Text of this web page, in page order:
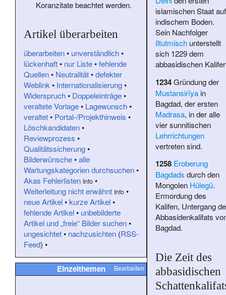
Koranzitatebeachtet werden.
Artikel überarbeiten
überarbeiten• unverständlich•
lückenhaft• nur Liste•fehlende
Quellen• Neutralität•defekter
Weblink • Internationalisierung•
Widerspruch• Doppeleinträge•
veraltete Vorlage• Lagewunsch•
veraltet• Portal-/Projekthinweis •
Löschkandidaten•
Reviewprozess •
Qualitätssicherung•
Bilderwünsche•alle
Wartungskategorien durchsuchen•
Akas Fehlerlisten Info•
Weiterleitung nicht erwähnt Info•
neue Artikel• kurze Artikel•
fehlende Artikel• unbebilderte
Artikel und „freie“ Bilder suchen•
ungesichtet• nachzusichten(RSS-
Feed) •
Bearbeiten
Einzelthemen
islamischen Staat auf
indischem Boden.
Sein Nachfolger
Iltutmischunterstellt
sich 1229 dem
abbasidischen
1234Gründung der
Mustansirīyain
Bagdad, der ersten
Madrasa, in der alle
vier sunnitischen
Lehrrichtungen
vertreten sind.
1258 Eroberung
Bagdads durch den
Mongolen Hülegü.
Ermordung des
Kalifen, Untergang
Abbasidenkalifats
Bagdad.
Die Zeit des
abbasidischen